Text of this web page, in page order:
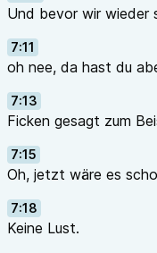
Und bevor wir wieder
7:11
oh nee, da hast du
7:13
Ficken gesagt zum
7:15
Oh, jetzt wäre es
7:18
Keine Lust.